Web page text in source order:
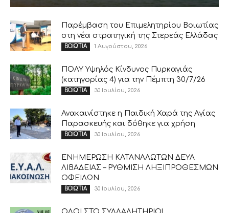
Παρέμβαση του Επιμελητηρίου Βοιωτίας
στη νέα στρατηγική της Στερεάς Ελλάδας
ΒΟΙΩΤΙΑ 1 Αυγούστου, 2026
ΠΟΛΥ Υψηλός Κίνδυνος Πυρκαγιάς
(κατηγορίας 4) για την Πέμπτη 30/7/26
ΒΟΙΩΤΙΑ 30 Ιουλίου, 2026
Ανακαινίστηκε η Παιδική Χαρά της Αγίας
Παρασκευής και δόθηκε για χρήση
ΒΟΙΩΤΙΑ 30 Ιουλίου, 2026
ΕΝΗΜΕΡΩΣΗ ΚΑΤΑΝΑΛΩΤΩΝ ΔΕΥΑ
ΛΙΒΑΔΕΙΑΣ – ΡΥΘΜΙΣΗ ΛΗΞΙΠΡΟΘΕΣΜΩΝ
ΟΦΕΙΛΩΝ
ΒΟΙΩΤΙΑ 30 Ιουλίου, 2026